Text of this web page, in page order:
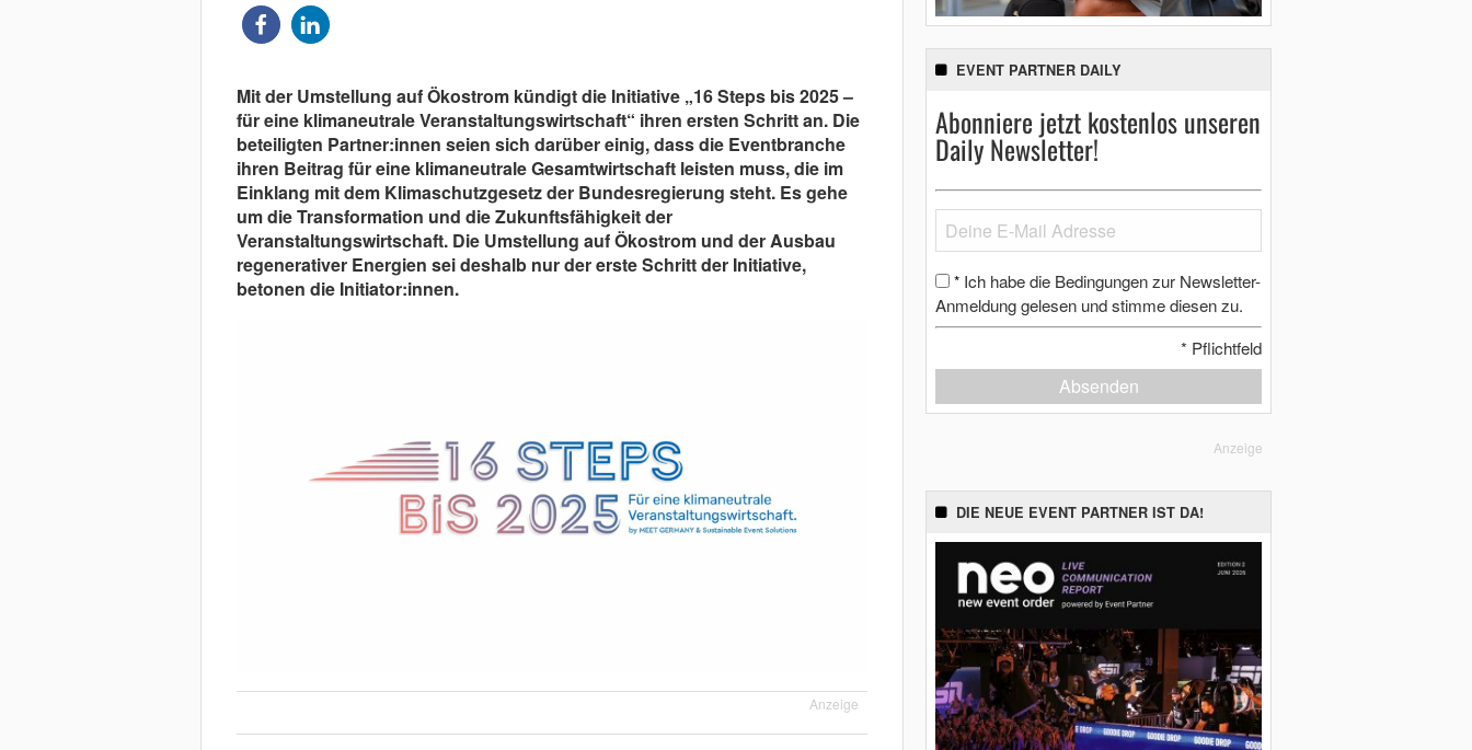
Mit der Umstellung auf Ökostrom kündigt die Initiative „16 Steps bis 2025 –
für eine klimaneutrale Veranstaltungswirtschaft“ ihren ersten Schritt an. Die
beteiligten Partner:innen seien sich darüber einig, dass die Eventbranche
ihren Beitrag für eine klimaneutrale Gesamtwirtschaft leisten muss, die im
Einklang mit dem Klimaschutzgesetz der Bundesregierung steht. Es gehe
um die Transformation und die Zukunftsfähigkeit der
Veranstaltungswirtschaft. Die Umstellung auf Ökostrom und der Ausbau
regenerativer Energien sei deshalb nur der erste Schritt der Initiative,
betonen die Initiator:innen.
Anzeige
EVENT PARTNER DAILY
Abonniere jetzt kostenlos unseren
Daily Newsletter!
* Ich habe die Bedingungen zur Newsletter-
Anmeldung gelesen und stimme diesen zu.
* Pflichtfeld
Absenden
Anzeige
DIE NEUE EVENT PARTNER IST DA!